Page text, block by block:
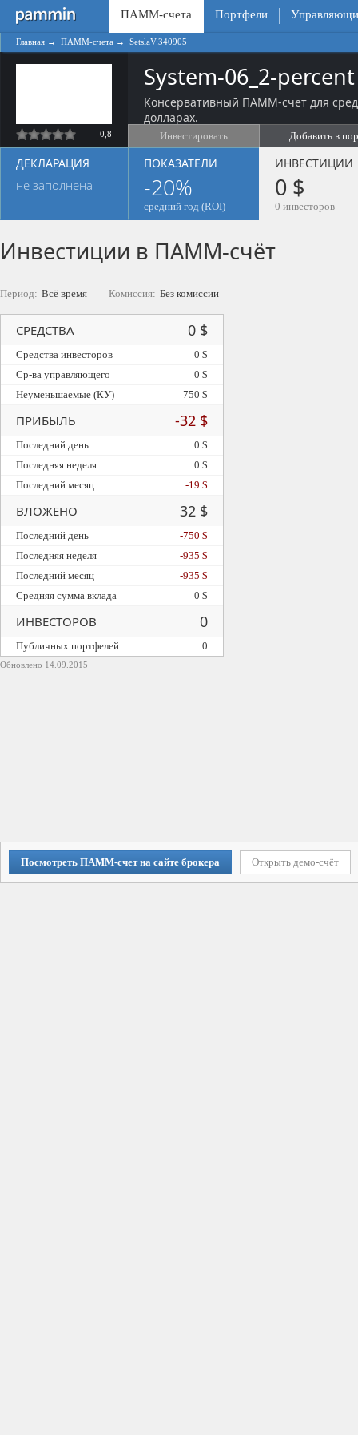
ПАММ-счета Портфели
Главная → ПАММ-счета → SetslaV:340905
0,8
System-06_2-percent
Консервативный ПАММ-счет для
долларах.
Инвестировать Добавить в
ДЕКЛАРАЦИЯ
не заполнена
ПОКАЗАТЕЛИ
-20%
средний год (ROI)
ИНВЕСТИЦИИ
0 $
0 инвесторов
Инвестиции в ПАММ-счёт
Период: Всё время Комиссия: Без комиссии
Обновлено 14.09.2015
СРЕДСТВА 0 $
Средства инвесторов
0 $
Ср-ва управляющего
0 $
Неуменьшаемые (КУ)
750 $
ПРИБЫЛЬ -32 $
Последний день
0 $
Последняя неделя
0 $
Последний месяц
-19 $
ВЛОЖЕНО 32 $
Последний день
-750 $
Последняя неделя
-935 $
Последний месяц
-935 $
Средняя сумма вклада
0 $
ИНВЕСТОРОВ 0
Публичных портфелей 0
Посмотреть ПАММ-счет на сайте брокера Открыть демо-счёт